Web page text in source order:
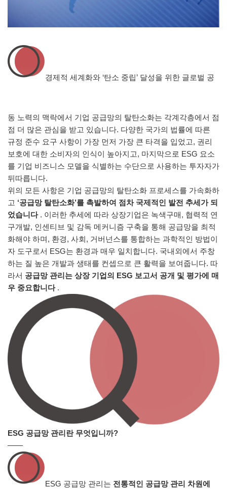
경제적 세계화와 ‘탄소 중립’ 달성을 위한 글로벌 공
동 노력의 맥락에서 기업 공급망의 탈탄소화는 각계각층에서 점
점 더 많은 관심을 받고 있습니다. 다양한 국가의 법률에 따른
규정 준수 요구 사항이 가장 먼저 가장 큰 타격을 입었고, 권리
보호에 대한 소비자의 인식이 높아지고, 마지막으로 ESG 요소
를 기업 비즈니스 모델을 식별하는 수단으로 사용하는 투자자가
뒤따릅니다.
위의 모든 사항은 기업 공급망의 탈탄소화 프로세스를 가속화하
고 ‘공급망 탈탄소화’를 촉발하여 점차 국제적인 발전 추세가 되
었습니다. 이러한 추세에 따라 상장기업은 녹색구매, 협력적 연
구개발, 인센티브 및 감독 메커니즘 구축을 통해 공급망을 최적
화해야 하며, 환경, 사회, 거버넌스를 통합하는 과학적인 방법이
자 도구로서 ESG는 환경과 매우 일치합니다. 국내외에서 주창
하는 질 높은 개발과 생태를 컨셉으로 큰 활력을 보여줍니다. 따
라서 공급망 관리는 상장 기업의 ESG 보고서 공개 및 평가에 매
우 중요합니다.
ESG 공급망 관리란 무엇입니까?
——
ESG 공급망 관리는 전통적인 공급망 관리 차원에